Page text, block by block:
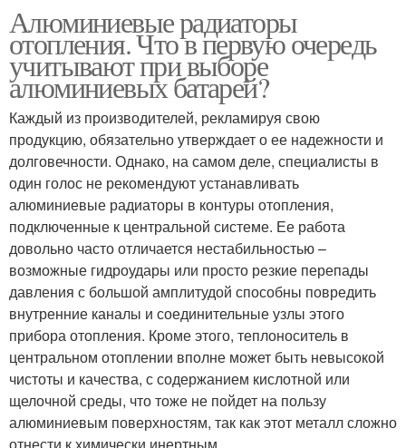
Алюминиевые радиаторы
отопления. Что в первую очередь
учитывают при выборе
алюминиевых батарей?
Каждый из производителей, рекламируя свою
продукцию, обязательно утверждает о ее надежности и
долговечности. Однако, на самом деле, специалисты в
один голос не рекомендуют устанавливать
алюминиевые радиаторы в контуры отопления,
подключенные к центральной системе. Ее работа
довольно часто отличается нестабильностью –
возможные гидроудары или просто резкие перепады
давления с большой амплитудой способны повредить
внутренние каналы и соединительные узлы этого
прибора отопления. Кроме этого, теплоноситель в
центральном отоплении вполне может быть невысокой
чистоты и качества, с содержанием кислотной или
щелочной среды, что тоже не пойдет на пользу
алюминиевым поверхностям, так как этот металл сложно